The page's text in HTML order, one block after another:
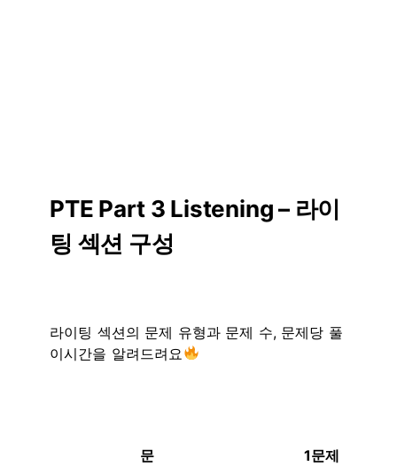
PTE Part 3 Listening – 라이
팅 섹션 구성
라이팅 섹션의 문제 유형과 문제 수, 문제당 풀
이시간을 알려드려요
문
1문제